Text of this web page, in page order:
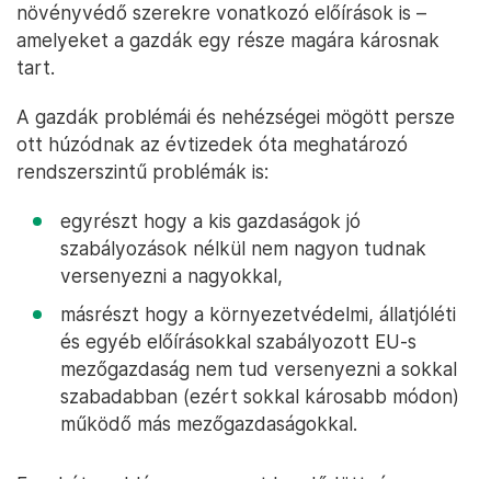
növényvédő szerekre vonatkozó előírások is –
amelyeket a gazdák egy része magára károsnak
tart.
A gazdák problémái és nehézségei mögött persze
ott húzódnak az évtizedek óta meghatározó
rendszerszintű problémák is:
egyrészt hogy a kis gazdaságok jó
szabályozások nélkül nem nagyon tudnak
versenyezni a nagyokkal,
másrészt hogy a környezetvédelmi, állatjóléti
és egyéb előírásokkal szabályozott EU-s
mezőgazdaság nem tud versenyezni a sokkal
szabadabban (ezért sokkal károsabb módon)
működő más mezőgazdaságokkal.